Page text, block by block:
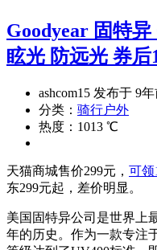
Goodyear 固特
眩光 防远光 券后
ashcom15 发布于 9
分类： 骑行户外
热度：1013 ℃
天猫商城售价299元， 可领
东299元起，差价明显。
美国固特异公司是世界上
年的历史。作为一款专注